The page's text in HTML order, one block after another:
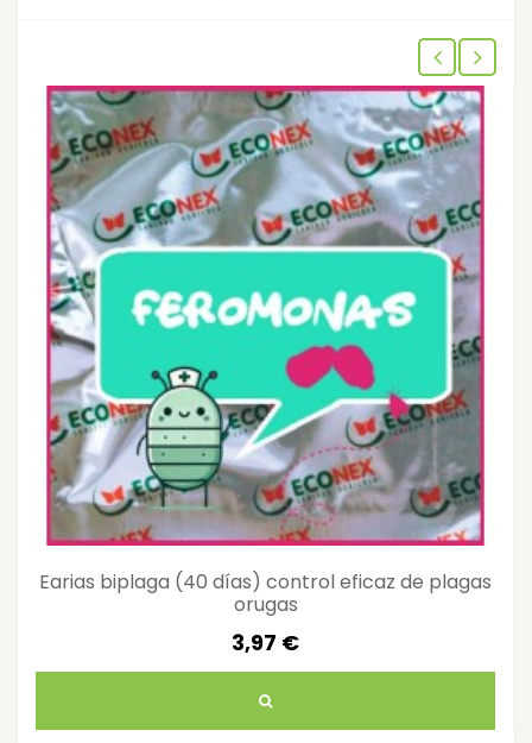
Earias biplaga (40 días) control eficaz de plagas
orugas
3,97 €